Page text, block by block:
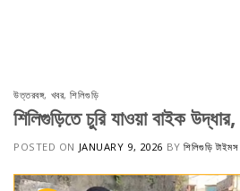
উত্তরবঙ্গ, খবর,শিলিগুড়ি
শিলিগুড়িতে চুরি যাওয়া বাইক
POSTED ON JANUARY 9, 2026 BYশিলিগুড়ি টাইমস